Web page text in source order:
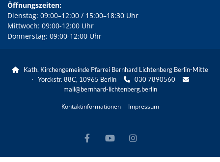
Öffnungszeiten:
Dienstag: 09:00–12:00 / 15:00–18:30 Uhr
Mittwoch: 09:00-12:00 Uhr
Donnerstag: 09:00-12:00 Uhr

Kath. Kirchengemeinde Pfarrei Bernhard Lichtenberg Berlin-Mitte
· Yorckstr. 88C, 10965 Berlin
030 7890560 
mail@bernhard-lichtenberg.berlin
Kontaktinformationen Impressum